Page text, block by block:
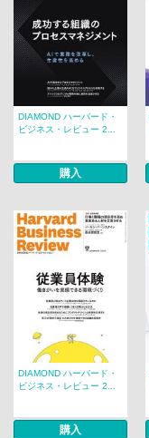
DIAMOND ハーバード・
ビジネス・レビュー 2...
購入
DIAMOND ハーバード・
ビジネス・レビュー 2...
購入